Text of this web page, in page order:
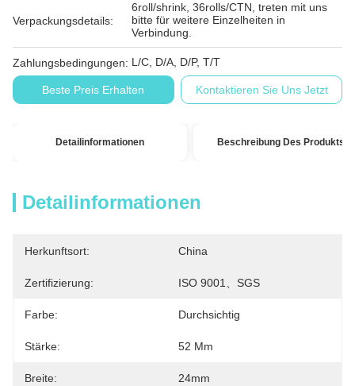
Verpackungsdetails:
6roll/shrink, 36rolls/CTN, treten mit uns
bitte für weitere Einzelheiten in
Verbindung.
Zahlungsbedingungen: L/C, D/A, D/P, T/T
Beste Preis Erhalten Kontaktieren Sie Uns Jetzt
Detailinformationen Beschreibung Des Produkts
Detailinformationen
Herkunftsort: China
Zertifizierung: ISO 9001、SGS
Farbe: Durchsichtig
Stärke: 52 Μm
Breite: 24mm